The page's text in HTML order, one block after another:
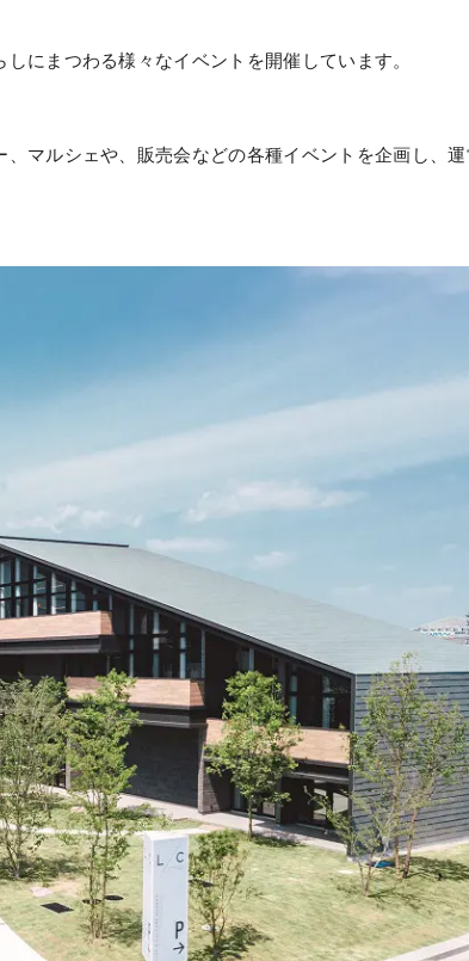
にまつわる様々なイベントを開催しています。
マルシェや、販売会などの各種イベントを企画し、